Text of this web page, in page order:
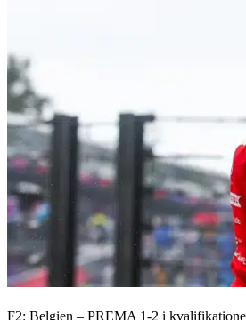
F2: Belgien – PREMA 1-2 i